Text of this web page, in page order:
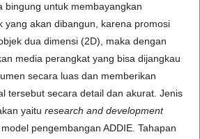
bingung untuk membayangkan
yang akan dibangun, karena promosi
dua dimensi (2D), maka dengan
media perangkat yang bisa dijangkau
secara luas dan memberikan
tersebut secara detail dan akurat. Jenis
yaitu research and development
pengembangan ADDIE. Tahapan